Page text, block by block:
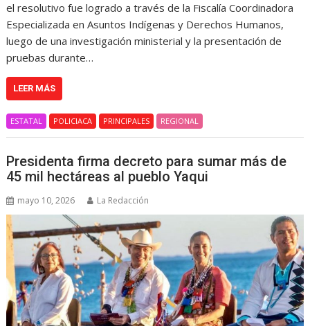
el resolutivo fue logrado a través de la Fiscalía Coordinadora
Especializada en Asuntos Indígenas y Derechos Humanos,
luego de una investigación ministerial y la presentación de
pruebas durante…
LEER MÁS
ESTATAL POLICIACA PRINCIPALES REGIONAL
Presidenta firma decreto para sumar más de
45 mil hectáreas al pueblo Yaqui
mayo 10, 2026 La Redacción